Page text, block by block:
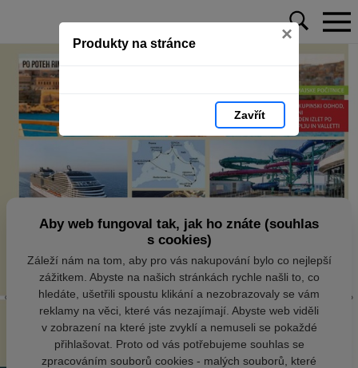
Produkty na stránce ×
Zavřít
Aby web fungoval tak, jak ho znáte (souhlas
s cookies)
Záleží nám na tom, aby pro vás nakupování bylo co nejlepší
zážitkem. Abyste na našich stránkách rychle našli to, co
hledáte, ušetřili spoustu klikání a nezobrazovaly se vám
reklamy na věci, které vás nezajímají. Abyste web viděli
v zobrazení na které jste zvyklí a nemuseli se pokaždé
přihlašovat. Proto od vás potřebujeme souhlas se
zpracováním souborů cookies - malých souborů, které